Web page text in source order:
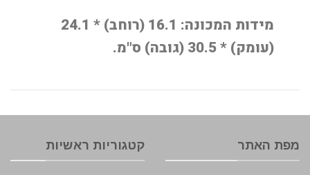
מידות המכונה: 16.1 (רוחב) * 24.1
(עומק) * 30.5 (גובה) ס"מ.
מפת האתר קטגוריות ראשיות